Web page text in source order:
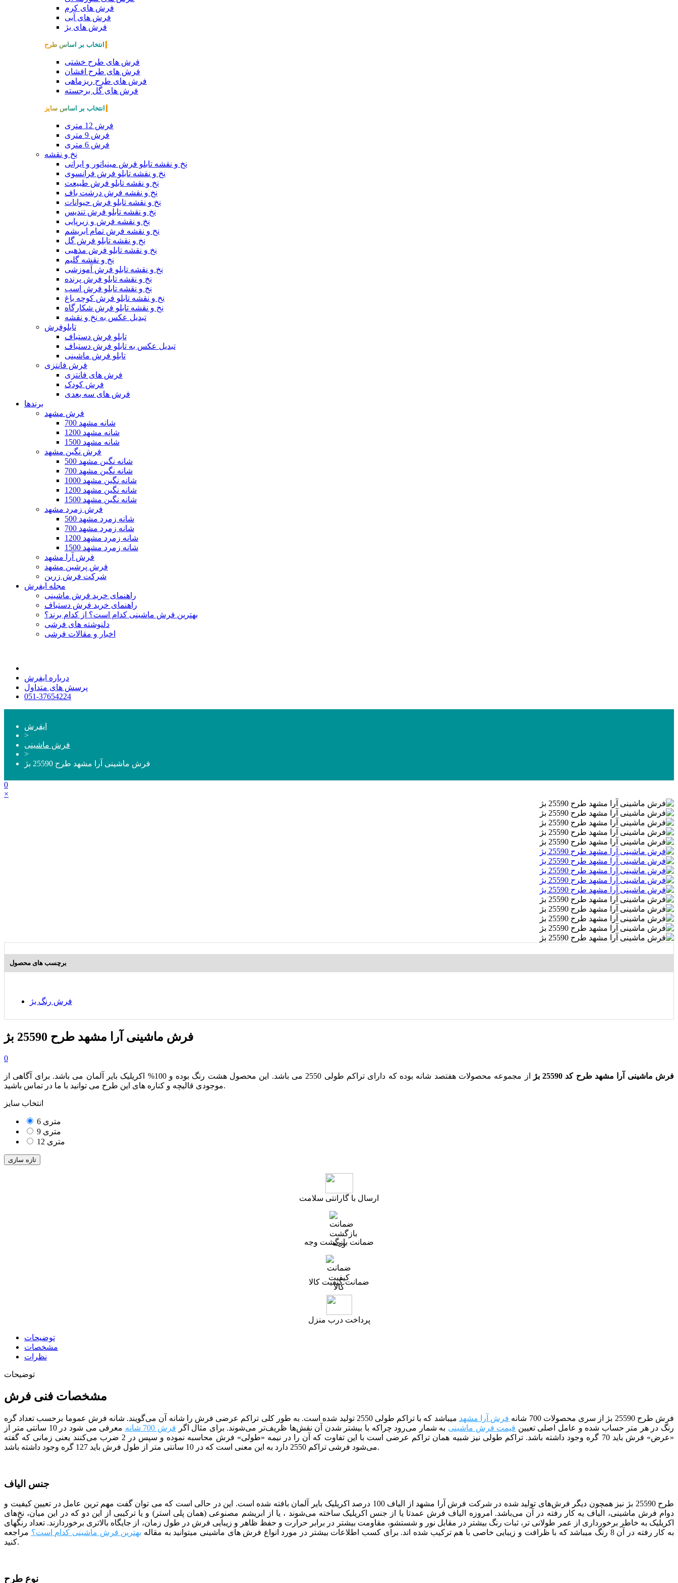
فرش های کرم
فرش های آبی
فرش های بژ
انتخاب بر اساس طرح
فرش های طرح خشتی
فرش های طرح افشان
فرش های طرح ریزماهی
فرش های گل برجسته
انتخاب بر اساس سایز
فرش 12 متری
فرش 9 متری
فرش 6 متری
نخ و نقشه
نخ و نقشه تابلو فرش مینیاتور و ایرانی
نخ و نقشه تابلو فرش فرانسوی
نخ و نقشه تابلو فرش طبیعت
نخ و نقشه فرش درشت باف
نخ و نقشه تابلو فرش حیوانات
نخ و نقشه تابلو فرش تندیس
نخ و نقشه فرش و زیرپایی
نخ و نقشه فرش تمام ابریشم
نخ و نقشه تابلو فرش گل
نخ و نقشه تابلو فرش مذهبی
نخ و نقشه گلیم
نخ و نقشه تابلو فرش آموزشی
نخ و نقشه تابلو فرش پرنده
نخ و نقشه تابلو فرش اسب
نخ و نقشه تابلو فرش کوچه باغ
نخ و نقشه تابلو فرش شکارگاه
تبدیل عکس به نخ و نقشه
تابلوفرش
تابلو فرش دستباف
تبدیل عکس به تابلو فرش دستباف
تابلو فرش ماشینی
فرش فانتزی
فرش های فانتزی
فرش کودک
فرش های سه بعدی
برندها
فرش مشهد
700 شانه مشهد
1200 شانه مشهد
1500 شانه مشهد
فرش نگین مشهد
500 شانه نگین مشهد
700 شانه نگین مشهد
1000 شانه نگین مشهد
1200 شانه نگین مشهد
1500 شانه نگین مشهد
فرش زمرد مشهد
500 شانه زمرد مشهد
700 شانه زمرد مشهد
1200 شانه زمرد مشهد
1500 شانه زمرد مشهد
فرش آرا مشهد
فرش پرشین مشهد
شرکت فرش زرین
مجله ایفرش
راهنمای خرید فرش ماشینی
راهنمای خرید فرش دستباف
بهترین فرش ماشینی کدام است؟ از کدام برند؟
دلنوشته های فرشی
اخبار و مقالات فرشی
درباره ایفرش
پرسش های متداول
051-37654224
ایفرش
>
فرش ماشینی
>
فرش ماشینی آرا مشهد طرح 25590 بژ
0
×
برچسب های محصول
فرش رنگ بژ
فرش ماشینی آرا مشهد طرح 25590 بژ
0
فرش ماشینی آرا مشهد طرح کد 25590 بژ
از مجموعه محصولات هفتصد شانه بوده که دارای تراکم طولی 2550 می باشد. این محصول هشت رنگ بوده و 100% اکریلیک بایر آلمان می باشد. برای آگاهی از
موجودی قالیچه و کناره های این طرح می توانید با ما در تماس باشید.
انتخاب سایز
6 متری
9 متری
12 متری
ارسال با گارانتی سلامت
ضمانت بازگشت وجه
ضمانت کیفیت کالا
پرداخت درب منزل
توضیحات
مشخصات
نظرات
توضیحات
مشخصات فنی فرش
فرش طرح 25590 بژ از سری محصولات 700 شانه فرش آرا مشهد
می­باشد که با تراکم طولی 2550 تولید شده است. به طور کلی تراکم عرضی فرش را شانه آن می‌گویند. شانه فرش عموما برحسب تعداد گره
رنگ در هر متر حساب شده و عامل اصلی تعیین قیمت فرش ماشینی به شمار می‌رود چراکه با بیشتر شدن آن نقش‌ها ظریف‌تر می‌شوند. برای مثال اگر فرش 700 شانه
معرفی می شود در 10 سانتی متر از
«عرض» فرش باید 70 گره وجود داشته باشد. تراکم طولی نیز شبیه همان تراکم عرضی است با این تفاوت که آن را در نیمه «طولی» فرش محاسبه نموده و سپس در 2 ضرب می‌کنند یعنی زمانی که گفته
می‌شود فرشی تراکم 2550 دارد به این معنی است که در 10 سانتی متر از طول فرش باید 127 گره وجود داشته باشد.
جنس الیاف
طرح 25590 بژ
نیز همچون دیگر فرش‌های تولید شده در شرکت فرش آرا مشهد از الیاف 100 درصد اکریلیک بایر آلمان بافته شده است. این در حالی است که می توان گفت مهم ترین عامل در تعیین کیفیت و
دوام فرش ماشینی، الیاف یه کار رفته در آن می‌باشد. امروزه الیاف فرش عمدتا یا از جنس اکریلیک ساخته می‌شوند ، یا از ابریشم مصنوعی (همان پلی استر) و یا ترکیبی از این دو که در این میان، نخ‌های
اکریلیک به خاطر برخورداری از عمر طولانی تر، ثبات رنگ بیشتر در مقابل نور و شستشو، مقاومت بیشتر در برابر حرارت و حفظ ظاهر و زیبایی فرش در طول زمان، از جایگاه بالاتری برخوردارند. تعداد رنگ­­های
به کار رفته در آن 8 رنگ می­باشد که با ظرافت و زیبایی خاصی با هم ترکیب شده­ اند. برای کسب اطلاعات بیشتر در مورد انواع فرش های ماشینی میتوانید به مقاله
بهترین فرش ماشینی کدام است؟ مراجعه
کنید.
نوع طرح